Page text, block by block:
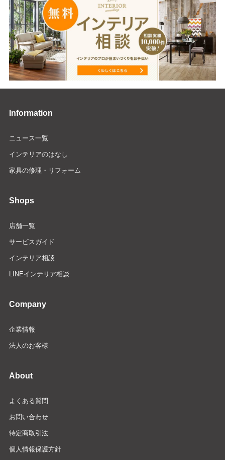
Information
ニュース一覧
インテリアのはなし
家具の修理・リフォーム
Shops
店舗一覧
サービスガイド
インテリア相談
LINEインテリア相談
Company
企業情報
法人のお客様
About
よくある質問
お問い合わせ
特定商取引法
個人情報保護方針